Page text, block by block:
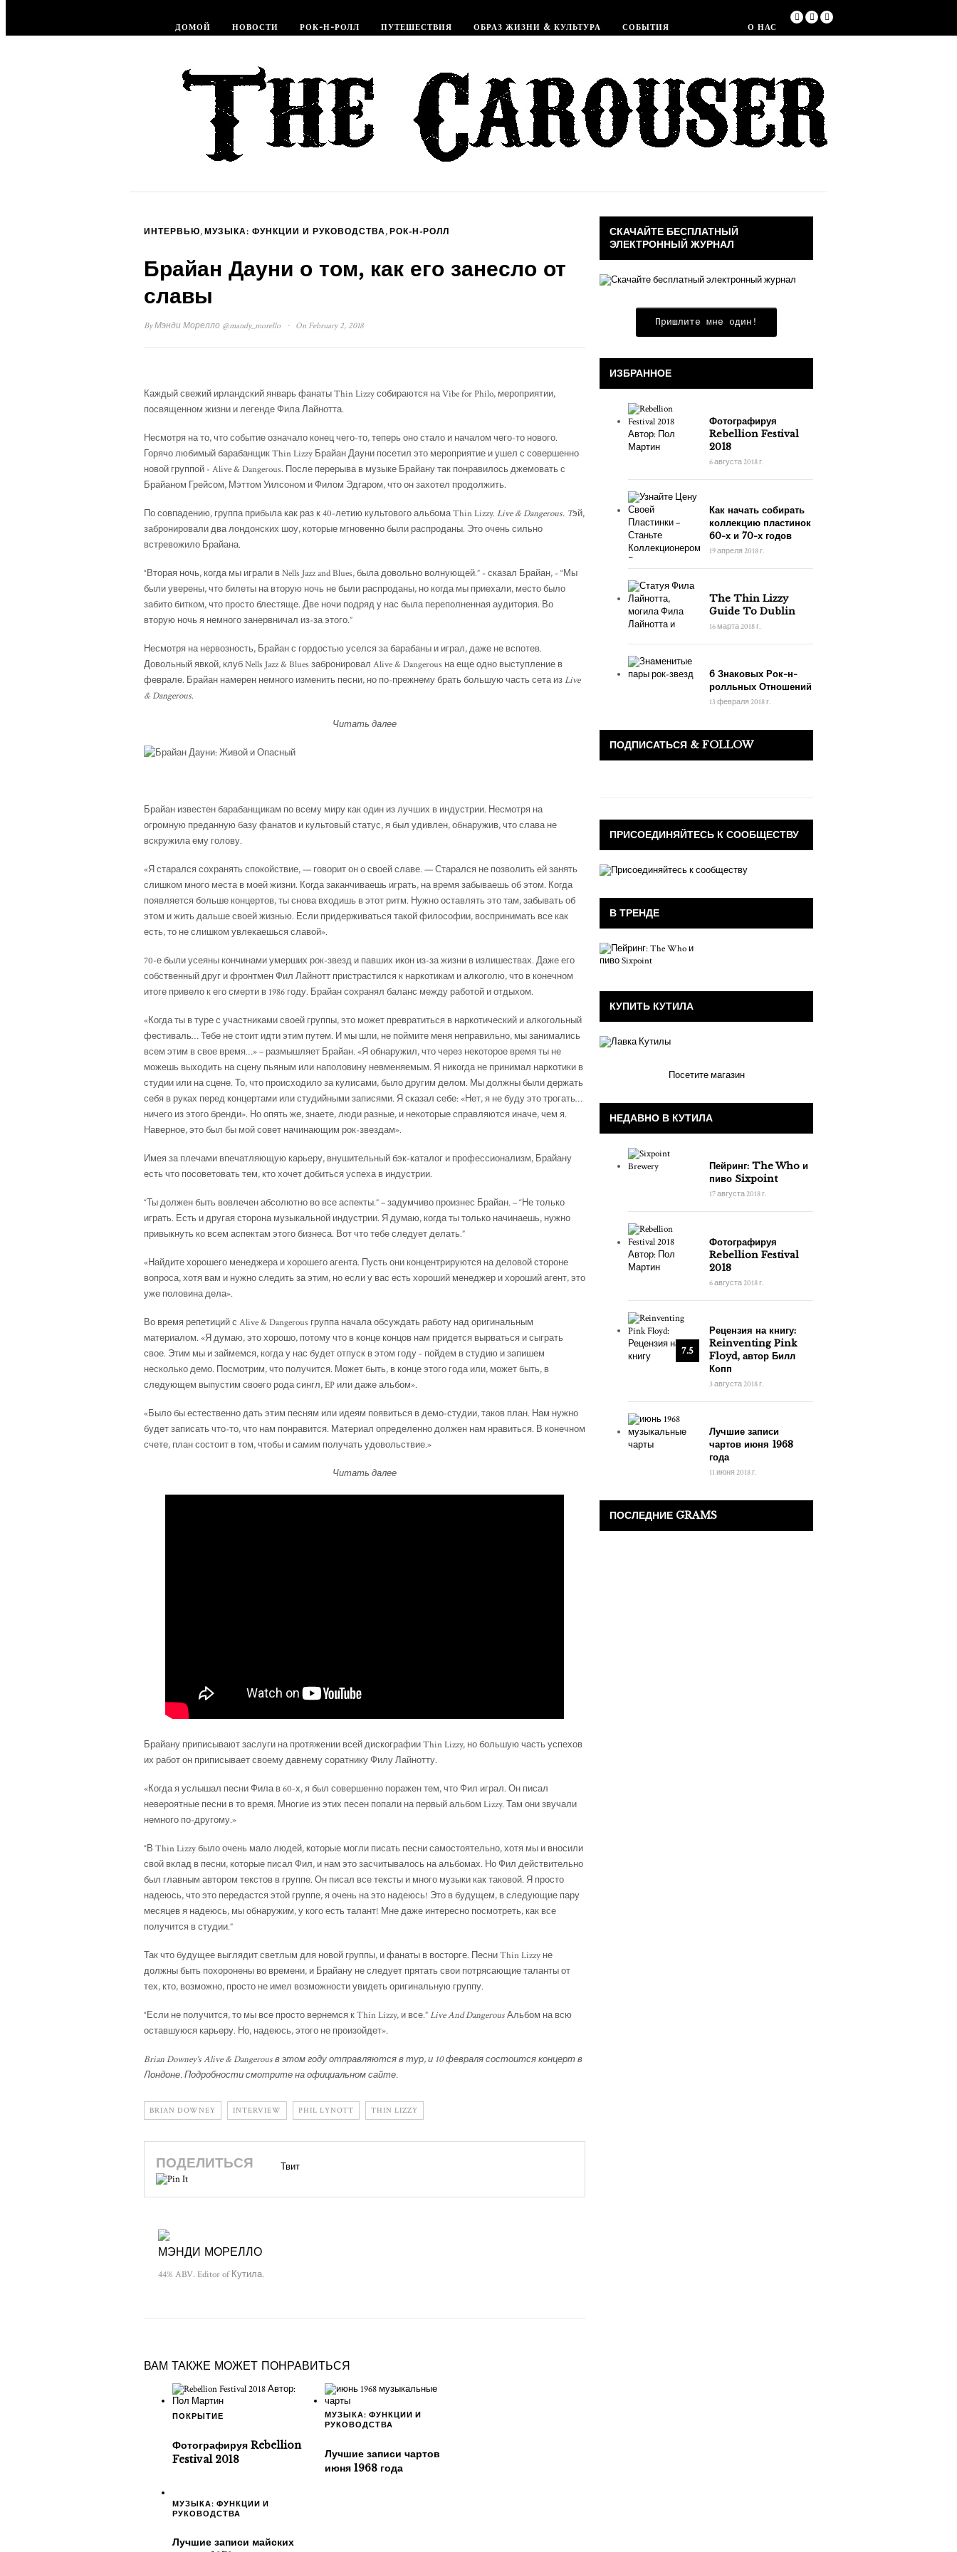
ДОМОЙ НОВОСТИ РОК-Н-РОЛЛ ПУТЕШЕСТВИЯ ОБРАЗ ЖИЗНИ & КУЛЬТУРА СОБЫТИЯ О НАС
ИНТЕРВЬЮ, МУЗЫКА: ФУНКЦИИ И РУКОВОДСТВА, РОК-Н-РОЛЛ
Брайан Дауни о том, как его занесло от
славы
ByМэнди Морелло @mandy_morello · On February 2, 2018
Каждый свежий ирландский январь фанаты Thin Lizzy собираются на Vibe for Philo, мероприятии,
посвященном жизни и легенде Фила Лайнотта.
Несмотря на то, что событие означало конец чего-то, теперь оно стало и началом чего-то нового.
Горячо любимый барабанщик Thin Lizzy Брайан Дауни посетил это мероприятие и ушел с совершенно
новой группой - Alive & Dangerous. После перерыва в музыке Брайану так понравилось джемовать с
Брайаном Грейсом, Мэттом Уилсоном и Филом Эдгаром, что он захотел продолжить.
По совпадению, группа прибыла как раз к 40-летию культового альбома Thin Lizzy. Live & Dangerous. Tэй,
забронировали два лондонских шоу, которые мгновенно были распроданы. Это очень сильно
встревожило Брайана.
“Вторая ночь, когда мы играли в Nells Jazz and Blues, была довольно волнующей.” - сказал Брайан, - “Мы
были уверены, что билеты на вторую ночь не были распроданы, но когда мы приехали, место было
забито битком, что просто блестяще. Две ночи подряд у нас была переполненная аудитория. Во
вторую ночь я немного занервничал из-за этого.”
Несмотря на нервозность, Брайан с гордостью уселся за барабаны и играл, даже не вспотев.
Довольный явкой, клуб Nells Jazz & Blues забронировал Alive & Dangerous на еще одно выступление в
феврале. Брайан намерен немного изменить песни, но по-прежнему брать большую часть сета изLive
& Dangerous.
Читать далее
Брайан известен барабанщикам по всему миру как один из лучших в индустрии. Несмотря на
огромную преданную базу фанатов и культовый статус, я был удивлен, обнаружив, что слава не
вскружила ему голову.
«Я старался сохранять спокойствие, — говорит он о своей славе. — Старался не позволить ей занять
слишком много места в моей жизни. Когда заканчиваешь играть, на время забываешь об этом. Когда
появляется больше концертов, ты снова входишь в этот ритм. Нужно оставлять это там, забывать об
этом и жить дальше своей жизнью. Если придерживаться такой философии, воспринимать все как
есть, то не слишком увлекаешься славой».
70-е были усеяны кончинами умерших рок-звезд и павших икон из-за жизни в излишествах. Даже его
собственный друг и фронтмен Фил Лайнотт пристрастился к наркотикам и алкоголю, что в конечном
итоге привело к его смерти в 1986 году. Брайан сохранял баланс между работой и отдыхом.
«Когда ты в туре с участниками своей группы, это может превратиться в наркотический и алкогольный
фестиваль… Тебе не стоит идти этим путем. И мы шли, не поймите меня неправильно, мы занимались
всем этим в свое время…» – размышляет Брайан. «Я обнаружил, что через некоторое время ты не
можешь выходить на сцену пьяным или наполовину невменяемым. Я никогда не принимал наркотики в
студии или на сцене. То, что происходило за кулисами, было другим делом. Мы должны были держать
себя в руках перед концертами или студийными записями. Я сказал себе: «Нет, я не буду это трогать…
ничего из этого бренди». Но опять же, знаете, люди разные, и некоторые справляются иначе, чем я.
Наверное, это был бы мой совет начинающим рок-звездам».
Имея за плечами впечатляющую карьеру, внушительный бэк-каталог и профессионализм, Брайану
есть что посоветовать тем, кто хочет добиться успеха в индустрии.
“Ты должен быть вовлечен абсолютно во все аспекты.” – задумчиво произнес Брайан. – “Не только
играть. Есть и другая сторона музыкальной индустрии. Я думаю, когда ты только начинаешь, нужно
привыкнуть ко всем аспектам этого бизнеса. Вот что тебе следует делать.”
«Найдите хорошего менеджера и хорошего агента. Пусть они концентрируются на деловой стороне
вопроса, хотя вам и нужно следить за этим, но если у вас есть хороший менеджер и хороший агент, это
уже половина дела».
Во время репетиций с Alive & Dangerous группа начала обсуждать работу над оригинальным
материалом. «Я думаю, это хорошо, потому что в конце концов нам придется вырваться и сыграть
свое. Этим мы и займемся, когда у нас будет отпуск в этом году - пойдем в студию и запишем
несколько демо. Посмотрим, что получится. Может быть, в конце этого года или, может быть, в
следующем выпустим своего рода сингл, EP или даже альбом».
«Было бы естественно дать этим песням или идеям появиться в демо-студии, таков план. Нам нужно
будет записать что-то, что нам понравится. Материал определенно должен нам нравиться. В конечном
счете, план состоит в том, чтобы и самим получать удовольствие.»
Читать далее
Брайану приписывают заслуги на протяжении всей дискографии Thin Lizzy, но большую часть успехов
их работ он приписывает своему давнему соратнику Филу Лайнотту.
«Когда я услышал песни Фила в 60-х, я был совершенно поражен тем, что Фил играл. Он писал
невероятные песни в то время. Многие из этих песен попали на первый альбом Lizzy. Там они звучали
немного по-другому.»
“В Thin Lizzy было очень мало людей, которые могли писать песни самостоятельно, хотя мы и вносили
свой вклад в песни, которые писал Фил, и нам это засчитывалось на альбомах. Но Фил действительно
был главным автором текстов в группе. Он писал все тексты и много музыки как таковой. Я просто
надеюсь, что это передастся этой группе, я очень на это надеюсь! Это в будущем, в следующие пару
месяцев я надеюсь, мы обнаружим, у кого есть талант! Мне даже интересно посмотреть, как все
получится в студии.”
Так что будущее выглядит светлым для новой группы, и фанаты в восторге. Песни Thin Lizzy не
должны быть похоронены во времени, и Брайану не следует прятать свои потрясающие таланты от
тех, кто, возможно, просто не имел возможности увидеть оригинальную группу.
“Если не получится, то мы все просто вернемся к Thin Lizzy, и все.”Live And DangerousАльбом на всю
оставшуюся карьеру. Но, надеюсь, этого не произойдет».
Brian Downey's Alive & Dangerous в этом году отправляются в тур, и 10 февраля состоится концерт в
Лондоне. Подробности смотрите на официальном сайте.
BRIAN DOWNEY INTERVIEW PHIL LYNOTT THIN LIZZY
ПОДЕЛИТЬСЯ Твит
МЭНДИ МОРЕЛЛО
44% ABV. Editor of Кутила.
ВАМ ТАКЖЕ МОЖЕТ ПОНРАВИТЬСЯ
ПОКРЫТИЕ
Фотографируя Rebellion
Festival 2018
МУЗЫКА: ФУНКЦИИ И
РУКОВОДСТВА
Лучшие записи чартов
июня 1968 года
МУЗЫКА: ФУНКЦИИ И
РУКОВОДСТВА
Лучшие записи майских
СКАЧАЙТЕ БЕСПЛАТНЫЙ
ЭЛЕКТРОННЫЙ ЖУРНАЛ
Пришлите мне один!
ИЗБРАННОЕ
Фотографируя
Rebellion Festival
2018
6 августа 2018 г.
Как начать собирать
коллекцию пластинок
60-х и 70-х годов
19 апреля 2018 г.
The Thin Lizzy
Guide To Dublin
16 марта 2018 г.
6 Знаковых Рок-н-
ролльных Отношений
13 февраля 2018 г.
ПОДПИСАТЬСЯ & FOLLOW
ПРИСОЕДИНЯЙТЕСЬ К СООБЩЕСТВУ
В ТРЕНДЕ
КУПИТЬ КУТИЛА
Посетите магазин
НЕДАВНО В КУТИЛА
Пейринг: The Who и
пиво Sixpoint
17 августа 2018 г.
Фотографируя
Rebellion Festival
2018
6 августа 2018 г.
7.5
Рецензия на книгу:
Reinventing Pink
Floyd, автор Билл
Копп
3 августа 2018 г.
Лучшие записи
чартов июня 1968
года
11 июня 2018 г.
ПОСЛЕДНИЕ GRAMS